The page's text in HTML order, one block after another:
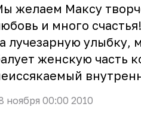
желаем Максу
и много
лучезарную улыбку,
женскую часть
ноября 00:00 2010